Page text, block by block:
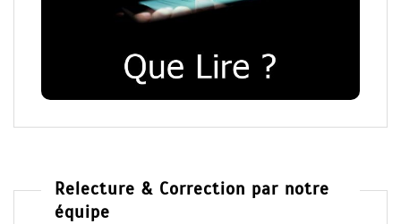
Relecture & Correction par notre
équipe